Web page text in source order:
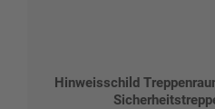
Hinweisschild